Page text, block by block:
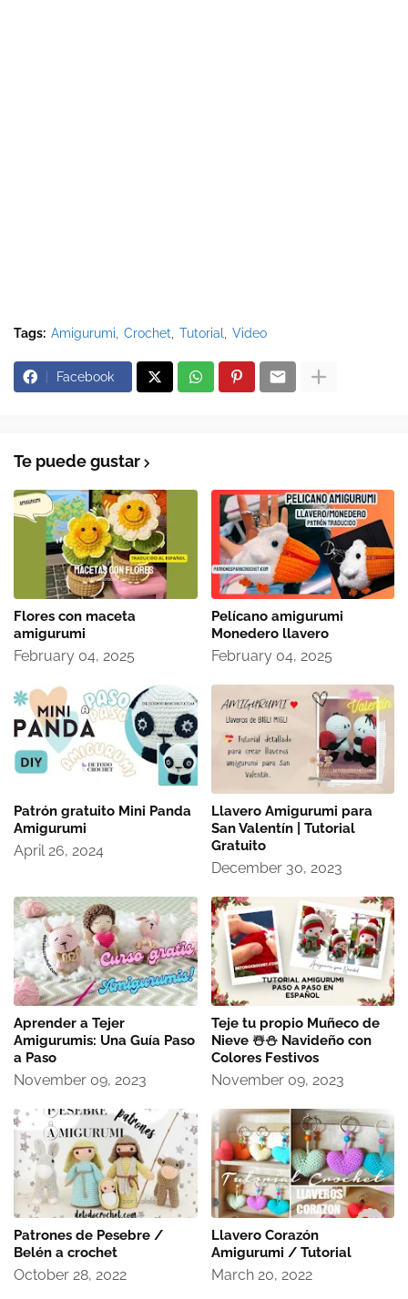
Tags: Amigurumi Crochet Tutorial Video
Facebook
Te puede gustar
Flores con maceta
amigurumi
February 04, 2025
Pelícano amigurumi
Monedero llavero
February 04, 2025
Patrón gratuito Mini Panda
Amigurumi
April 26, 2024
Llavero Amigurumi para
San Valentín | Tutorial
Gratuito
December 30, 2023
Aprender a Tejer
Amigurumis: Una Guía Paso
a Paso
November 09, 2023
Teje tu propio Muñeco de
Nieve ☃️​⛄​ Navideño con
Colores Festivos
November 09, 2023
Patrones de Pesebre /
Belén a crochet
October 28, 2022
Llavero Corazón
Amigurumi / Tutorial
March 20, 2022